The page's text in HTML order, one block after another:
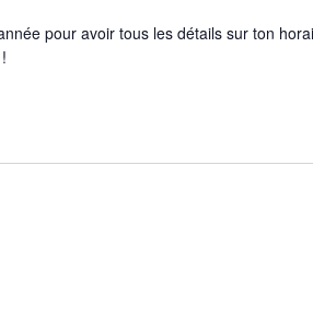
pour avoir tous les détails sur ton